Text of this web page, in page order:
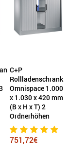
Paperflow
Rollladenschrank
easyOffice®
schwarz
406,72€